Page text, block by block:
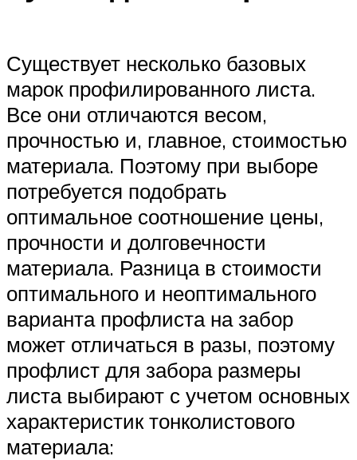
Существует несколько базовых
марок профилированного листа.
Все они отличаются весом,
прочностью и, главное, стоимостью
материала. Поэтому при выборе
потребуется подобрать
оптимальное соотношение цены,
прочности и долговечности
материала. Разница в стоимости
оптимального и неоптимального
варианта профлиста на забор
может отличаться в разы, поэтому
профлист для забора размеры
листа выбирают с учетом основных
характеристик тонколистового
материала: